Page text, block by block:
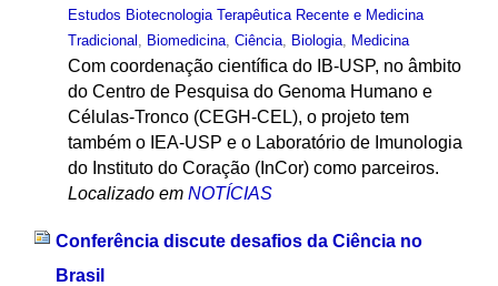
Estudos Biotecnologia Terapêutica Recente e Medicina
Tradicional , Biomedicina, Ciência, Biologia, Medicina
Com coordenação científica do IB-USP, no âmbito
do Centro de Pesquisa do Genoma Humano e
Células-Tronco (CEGH-CEL), o projeto tem
também o IEA-USP e o Laboratório de Imunologia
do Instituto do Coração (InCor) como parceiros.
Localizado em NOTÍCIAS
Conferência discute desafios da Ciência no
Brasil